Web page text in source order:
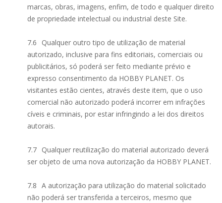
marcas, obras, imagens, enfim, de todo e qualquer direito
de propriedade intelectual ou industrial deste Site.
7.6
Qualquer outro tipo de utilização de material
autorizado, inclusive para fins editoriais, comerciais ou
publicitários, só poderá ser feito mediante prévio e
expresso consentimento da HOBBY PLANET. Os
visitantes estão cientes, através deste item, que o uso
comercial não autorizado poderá incorrer em infrações
cíveis e criminais, por estar infringindo a lei dos direitos
autorais.
7.7 Qualquer reutilização do material autorizado deverá
ser objeto de uma nova autorização da HOBBY PLANET.
7.8 A autorização para utilização do material solicitado
não poderá ser transferida a terceiros, mesmo que